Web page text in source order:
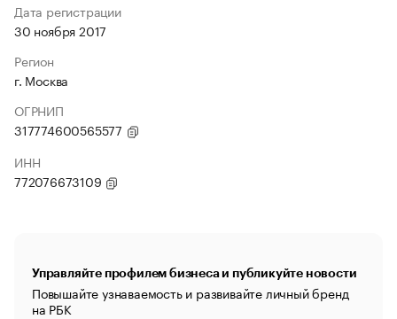
Дата регистрации
30 ноября 2017
Регион
г. Москва
ОГРНИП
317774600565577
ИНН
772076673109
Управляйте профилем бизнеса и публикуйте новости
Повышайте узнаваемость и развивайте личный бренд
на РБК